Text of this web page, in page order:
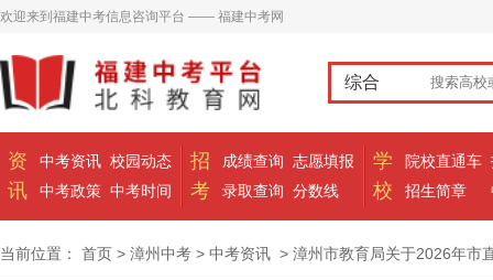
欢迎来到福建中考信息咨询平台 —— 福建中考网
综合
资
讯
中考资讯
中考政策
校园动态
中考时间
招
考
成绩查询
录取查询
志愿填报
分数线
学
校
院校直通车
招生简章
当前位置： 首页 > 漳州中考 > 中考资讯 > 漳州市教育局关于2026年市